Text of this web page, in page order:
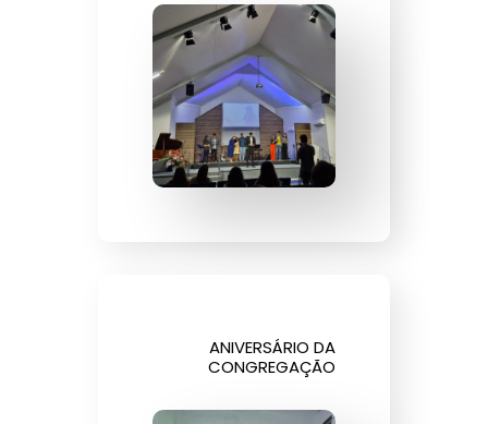
ANIVERSÁRIO DA
CONGREGAÇÃO